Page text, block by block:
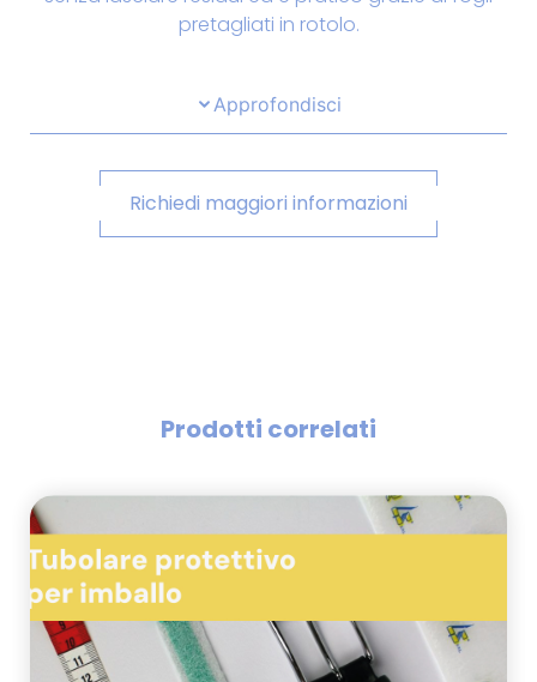
pretagliati in rotolo.
Approfondisci
Richiedi maggiori informazioni
Prodotti correlati